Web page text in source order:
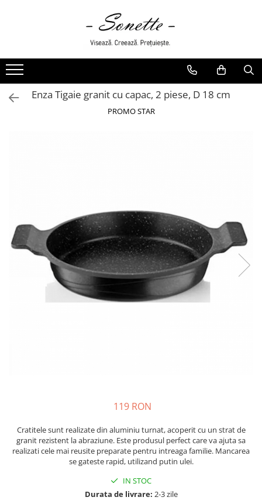
LENJERII DE PAT
LENJERII DE PAT CU PATURA
LENJERII DE PAT CU PILOTA SI
Enza Tigaie granit cu capac, 2 piese, D 18 cm
PROMO STAR
119 RON
Cratitele sunt realizate din aluminiu turnat, acoperit cu un strat de
granit rezistent la abraziune. Este produsul perfect care va ajuta sa
realizati cele mai reusite preparate pentru intreaga familie. Mancarea
se gateste rapid, utilizand putin ulei.
IN STOC
Durata de livrare: 2-3 zile